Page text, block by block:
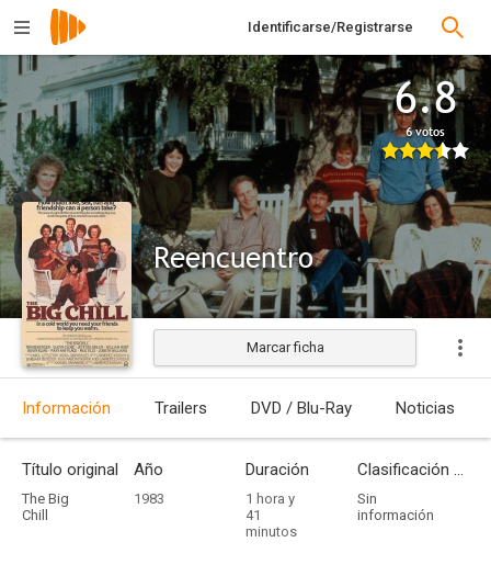
Identificarse/Registrarse
6.8
6 votos
Reencuentro
Estrenada
Marcar ficha
Información Trailers DVD / Blu-Ray Noticias
Título original
The Big
Chill
Año
1983
Duración
1 hora y
41
minutos
Clasificación por edades
Sin
información